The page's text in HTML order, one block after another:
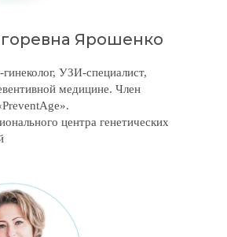
Ярошенко
УЗИ-специалист,
медицине. Член
центра генетических
В WHATSAPP